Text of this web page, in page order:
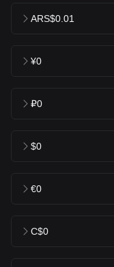
ARS$0.01
¥0
₽0
$0
€0
C$0